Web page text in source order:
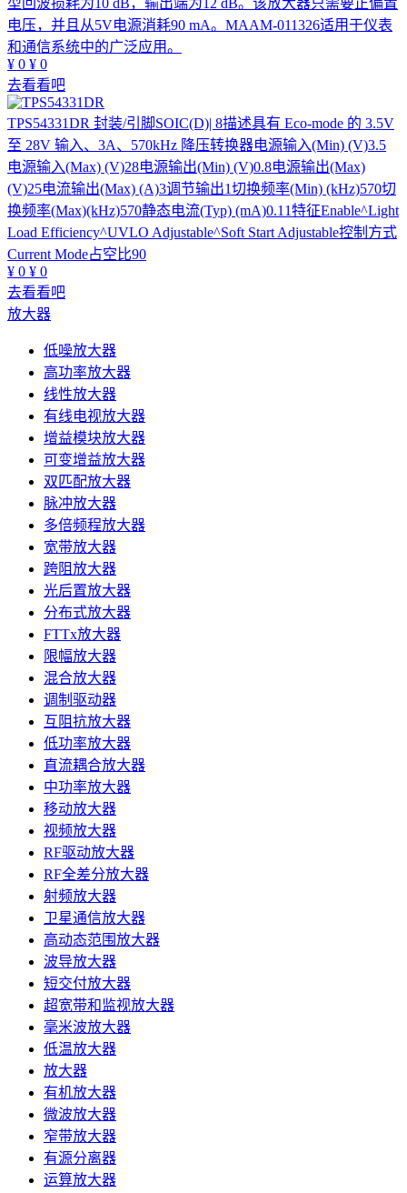
型回波损耗为10 dB，输出端为12 dB。该放大器只需要正偏置
电压，并且从5V电源消耗90 mA。MAAM-011326适用于仪表
和通信系统中的广泛应用。
¥ 0 ¥ 0
去看看吧
TPS54331DR 封装/引脚SOIC(D)| 8描述具有 Eco-mode 的 3.5V
至 28V 输入、3A、570kHz 降压转换器电源输入(Min) (V)3.5
电源输入(Max) (V)28电源输出(Min) (V)0.8电源输出(Max)
(V)25电流输出(Max) (A)3调节输出1切换频率(Min) (kHz)570切
换频率(Max)(kHz)570静态电流(Typ) (mA)0.11特征Enable^Light
Load Efficiency^UVLO Adjustable^Soft Start Adjustable控制方式
Current Mode占空比90
¥ 0 ¥ 0
去看看吧
放大器
低噪放大器
高功率放大器
线性放大器
有线电视放大器
增益模块放大器
可变增益放大器
双匹配放大器
脉冲放大器
多倍频程放大器
宽带放大器
跨阻放大器
光后置放大器
分布式放大器
FTTx放大器
限幅放大器
混合放大器
调制驱动器
互阻抗放大器
低功率放大器
直流耦合放大器
中功率放大器
移动放大器
视频放大器
RF驱动放大器
RF全差分放大器
射频放大器
卫星通信放大器
高动态范围放大器
波导放大器
短交付放大器
超宽带和监视放大器
毫米波放大器
低温放大器
放大器
有机放大器
微波放大器
窄带放大器
有源分离器
运算放大器